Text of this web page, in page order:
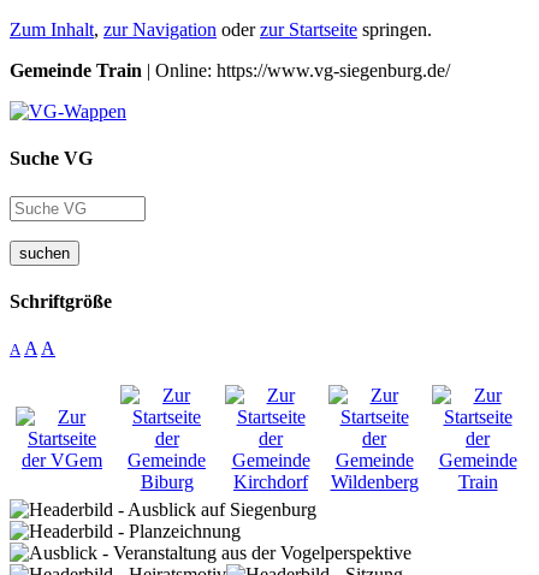
Zum Inhalt, zur Navigation oderzur Startseite springen.
Gemeinde Train | Online: https://www.vg-siegenburg.de/
Suche VG
suchen
Schriftgröße
A A A